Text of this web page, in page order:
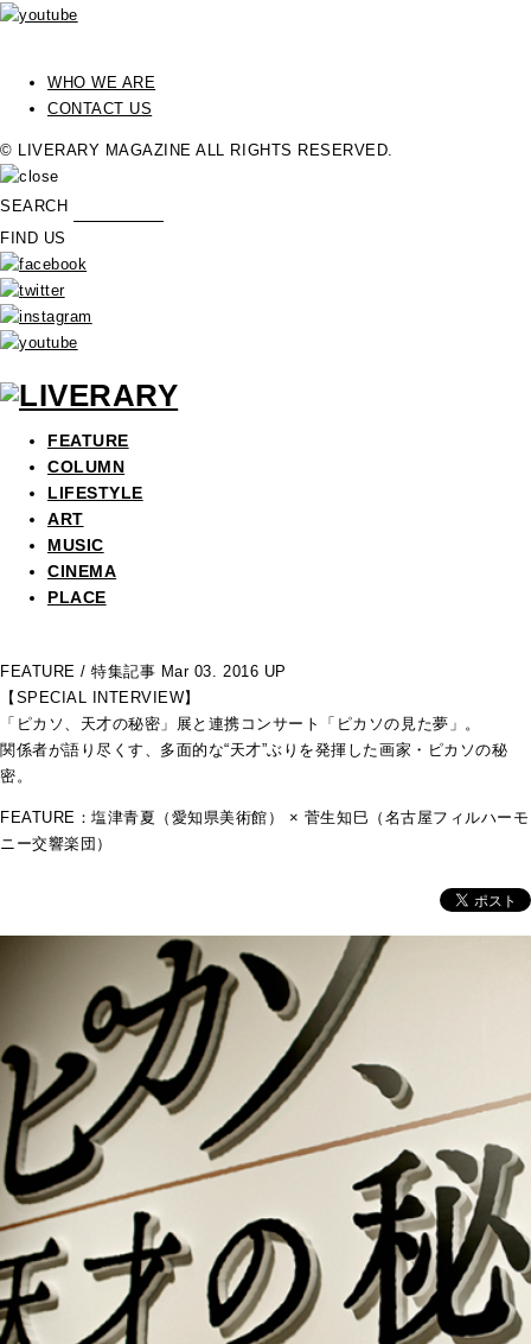
WHO WE ARE
CONTACT US
© LIVERARY MAGAZINE ALL RIGHTS RESERVED.
SEARCH
FIND US
FEATURE
COLUMN
LIFESTYLE
ART
MUSIC
CINEMA
PLACE
FEATURE / 特集記事 Mar 03. 2016 UP
【SPECIAL INTERVIEW】
「ピカソ、天才の秘密」展と連携コンサート「ピカソの見た夢」。
関係者が語り尽くす、多面的な“天才”ぶりを発揮した画家・ピカソの秘
密。
FEATURE：塩津青夏（愛知県美術館） × 菅生知巳（名古屋フィルハーモ
ニー交響楽団）